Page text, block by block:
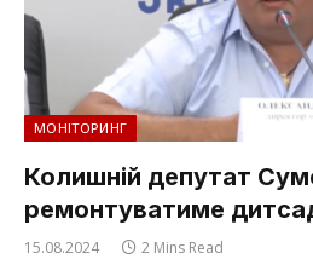
МОНІТОРИНГ
Колишній депутат
ремонтуватиме
15.08.2024 2 Mins Read